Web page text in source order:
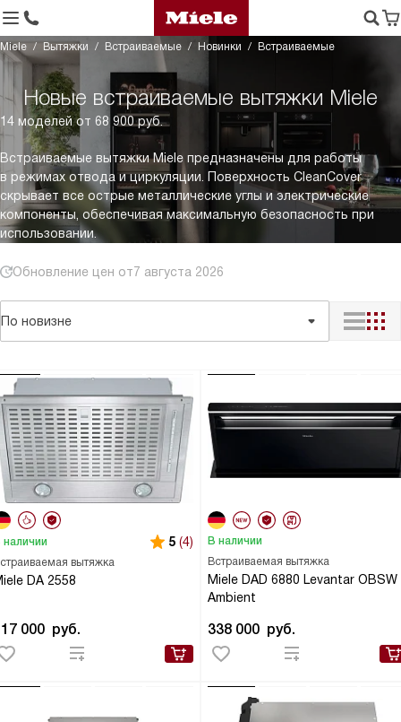
Miele Вытяжки Встраиваемые Новинки Встраиваемые
Новые встраиваемые вытяжки Miele
14 моделей от 68 900 руб.
Встраиваемые вытяжки Miele предназначены для работы
в режимах отвода и циркуляции. Поверхность CleanCover
скрывает все острые металлические углы и электрические
компоненты, обеспечивая максимальную безопасность при
использовании.
Обновление цен от7 августа 2026
По новизне
вытяжка
DA 2558
наличии 5 (4)
000 руб.
Встраиваемая вытяжка
Miele DAD 6880 Levantar OBSW
Ambient
В наличии
338 000 руб.